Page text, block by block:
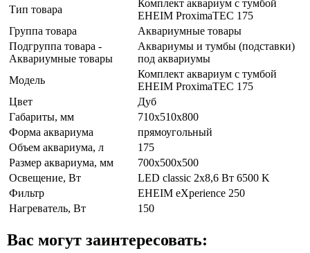
Тип товара
Комплект аквариум с тумбой
EHEIM ProximaTEC 175
Группа товара
Аквариумные товары
Подгруппа товара -
Аквариумные товары
Аквариумы и тумбы (подставки)
под аквариумы
Модель
Комплект аквариум с тумбой
EHEIM ProximaTEC 175
Цвет
Дуб
Габариты, мм
710x510x800
Форма аквариума
прямоугольный
Объем аквариума, л
175
Размер аквариума, мм
700x500x500
Освещение, Вт
LED classic 2x8,6 Вт 6500 K
Фильтр
EHEIM eXperience 250
Нагреватель, Вт
150
Вас могут заинтересовать: